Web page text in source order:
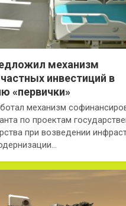
механизм
инвестиций в
«первички»
механизм
по проектам
при возведении